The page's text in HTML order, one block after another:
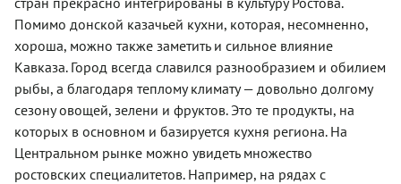
Помимо донской казачьей кухни, которая, несомненно,
хороша, можно также заметить и сильное влияние
Кавказа. Город всегда славился разнообразием и обилием
рыбы, а благодаря теплому климату — довольно долгому
сезону овощей, зелени и фруктов. Это те продукты, на
которых в основном и базируется кухня региона. На
Центральном рынке можно увидеть множество
ростовских специалитетов. Например, на рядах с